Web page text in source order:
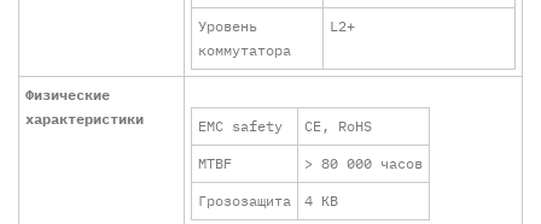
Уровень
коммутатора
L2+
Физические
характеристики
EMC safety CE, RoHS
MTBF > 80 000 часов
Грозозащита 4 КВ